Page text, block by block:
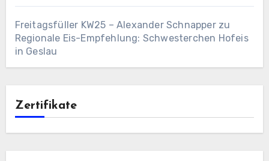
Freitagsfüller KW25 – Alexander Schnapperzu
Regionale Eis-Empfehlung: Schwesterchen Hofeis
in Geslau
Zertifikate